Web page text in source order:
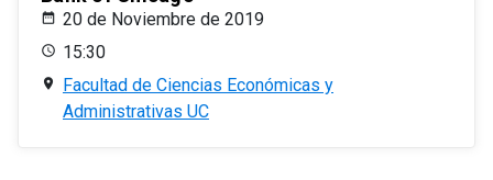
20 de Noviembre de 2019
15:30
Facultad de Ciencias Económicas y
Administrativas UC